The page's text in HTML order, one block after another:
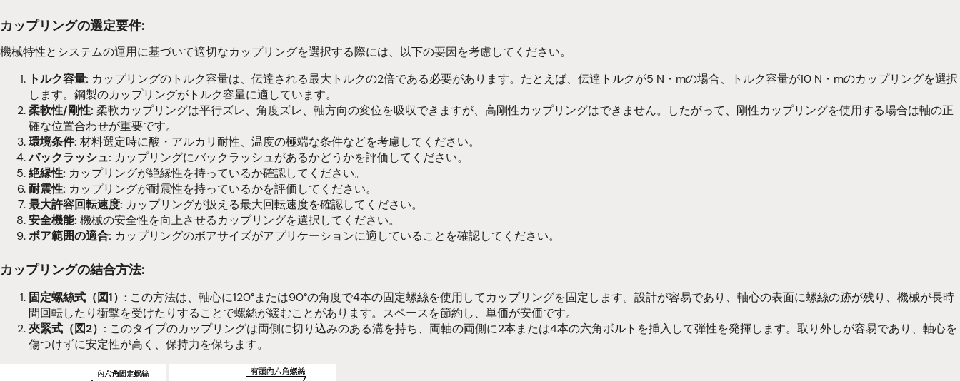
カップリングの選定要件:
機械特性とシステムの運用に基づいて適切なカップリングを選択する際には、以下の要因を考慮してください。
トルク容量: カップリングのトルク容量は、伝達される最大トルクの2倍である必要があります。たとえば、伝達トルクが5 N・mの場合、トルク容量が10 N・mのカップリングを選択
します。鋼製のカップリングがトルク容量に適しています。
柔軟性/剛性: 柔軟カップリングは平行ズレ、角度ズレ、軸方向の変位を吸収できますが、高剛性カップリングはできません。したがって、剛性カップリングを使用する場合は軸の正
確な位置合わせが重要です。
環境条件: 材料選定時に酸・アルカリ耐性、温度の極端な条件などを考慮してください。
バックラッシュ: カップリングにバックラッシュがあるかどうかを評価してください。
絶縁性: カップリングが絶縁性を持っているか確認してください。
耐震性: カップリングが耐震性を持っているかを評価してください。
最大許容回転速度: カップリングが扱える最大回転速度を確認してください。
安全機能: 機械の安全性を向上させるカップリングを選択してください。
ボア範囲の適合: カップリングのボアサイズがアプリケーションに適していることを確認してください。
カップリングの結合方法:
固定螺絲式（図1）: この方法は、軸心に120°または90°の角度で4本の固定螺絲を使用してカップリングを固定します。設計が容易であり、軸心の表面に螺絲の跡が残り、機械が長時
間回転したり衝撃を受けたりすることで螺絲が緩むことがあります。スペースを節約し、単価が安価です。
夾緊式（図2）: このタイプのカップリングは両側に切り込みのある溝を持ち、両軸の両側に2本または4本の六角ボルトを挿入して弾性を発揮します。取り外しが容易であり、軸心を
傷つけずに安定性が高く、保持力を保ちます。